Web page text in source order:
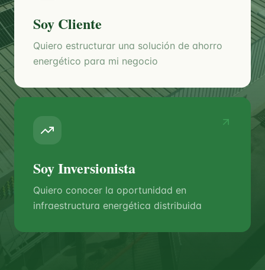
Soy Cliente
Quiero estructurar una solución de ahorro
energético para mi negocio
Soy Inversionista
Quiero conocer la oportunidad en
infraestructura energética distribuida